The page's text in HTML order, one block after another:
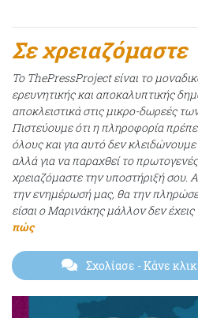
Σε χρειαζόμαστε
Το ThePressProject είναι το
ερευνητικής και αποκαλυπτικής
αποκλειστικά στις μικρο-δωρεές
Πιστεύουμε ότι η πληροφορία
όλους και για αυτό δεν
αλλά για να παραχθεί το
χρειαζόμαστε την υποστήριξή σου.
την ενημέρωσή μας, θα την
είσαι ο Μαρινάκης μάλλον δεν
πώς
Σχολίασε - Κάνε